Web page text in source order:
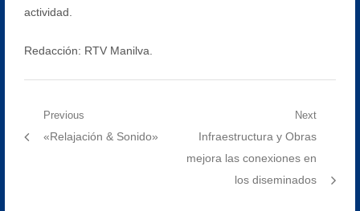
actividad.
Redacción: RTV Manilva.
Navegación
de
Previous
Previous
«Relajación & Sonido»
Next
Next
post:
Infraestructura y Obras
mejora las conexiones en
los diseminados